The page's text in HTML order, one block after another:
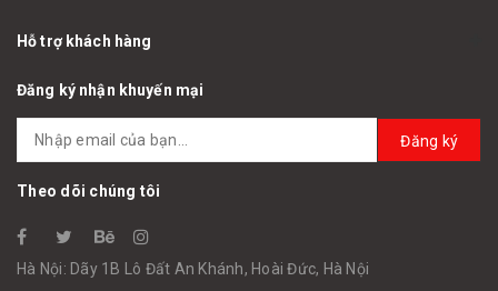
Hỗ trợ khách hàng
Đăng ký nhận khuyến mại
Đăng ký
Theo dõi chúng tôi
Hà Nội: Dãy 1B Lô Đất An Khánh, Hoài Đức, Hà Nội